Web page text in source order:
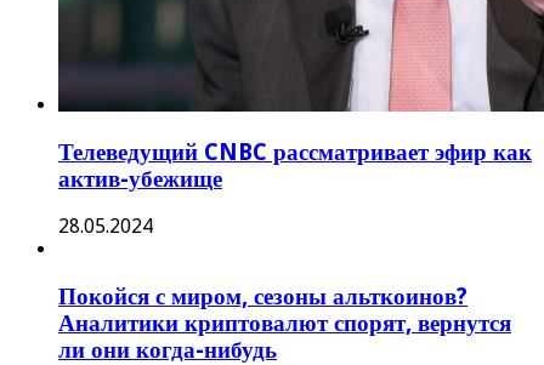
Телеведущий CNBC рассматривает эфир как
актив-убежище
28.05.2024
Покойся с миром, сезоны альткоинов?
Аналитики криптовалют спорят, вернутся
ли они когда-нибудь